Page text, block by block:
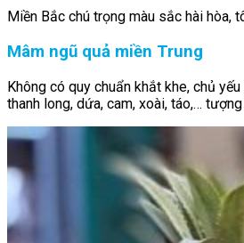
Miền Bắc chú trọng màu sắc hài hòa,
Mâm ngũ quả miền Trung
Không có quy chuẩn khắt khe, chủ
thanh long, dứa, cam, xoài, táo,…